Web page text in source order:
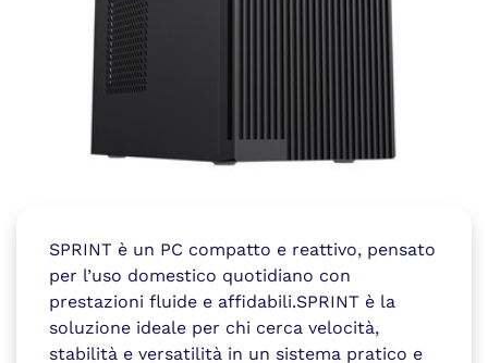
SPRINT è un PC compatto e reattivo, pensato
per l’uso domestico quotidiano con
prestazioni fluide e affidabili.SPRINT è la
soluzione ideale per chi cerca velocità,
stabilità e versatilità in un sistema pratico e